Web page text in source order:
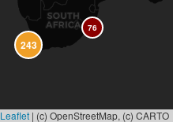
76
243
Leaflet | (c) OpenStreetMap, (c) CARTO